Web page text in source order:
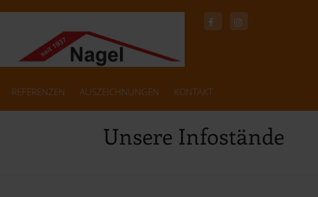
REFERENZEN AUSZEICHNUNGEN KONTAKT
Unsere Infostände